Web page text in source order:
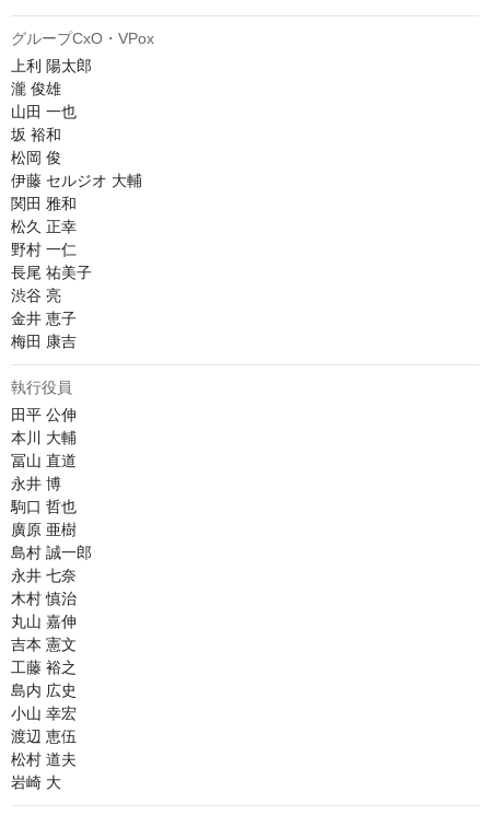
グループCxO・VPox
上利 陽太郎
瀧 俊雄
山田 一也
坂 裕和
松岡 俊
伊藤 セルジオ 大輔
関田 雅和
松久 正幸
野村 一仁
長尾 祐美子
渋谷 亮
金井 恵子
梅田 康吉
執行役員
田平 公伸
本川 大輔
冨山 直道
永井 博
駒口 哲也
廣原 亜樹
島村 誠一郎
永井 七奈
木村 慎治
丸山 嘉伸
吉本 憲文
工藤 裕之
島内 広史
小山 幸宏
渡辺 恵伍
松村 道夫
岩崎 大